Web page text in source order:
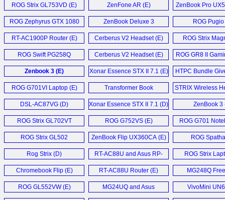
ROG Strix GL753VD (E) ZenFone AR (E) ZenBook Pro
ROG Zephyrus GTX 1080
Laptop (E)
ZenBook Deluxe 3
Ultrabook (E)
ROG Pugio
RT-AC1900P Router (E) Cerberus V2 Headset (E) ROG Strix
ROG Swift PG258Q
Monitor (D)
Cerberus V2 Headset (E) ROG GR8 II
Zenbook 3 (E) Xonar Essence STX II 7.1 (E) HTPC Bundle
ROG G701VI Laptop (E)
Transformer Book
T101HA (D)
STRIX Wireless
DSL-AC87VG (D) Xonar Essence STX II 7.1 (D) ZenBook 3
ROG Strix GL702VT
Notebook (E)
ROG G752VS (E) ROG G701
ROG Strix GL502
Notebook (E)
ZenBook Flip UX360CA (E) ROG
Rog Strix (D)
RT-AC88U and Asus RP-
AC68U (E)
ROG Strix
Chromebook Flip (E) RT-AC88U Router (E)
MG248Q
Monitor
ROG GL552VW (E)
MG24UQ and Asus
MG28UQ (E)
VivoMini